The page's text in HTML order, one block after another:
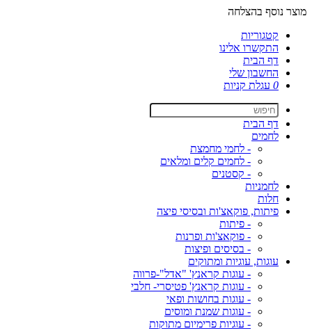
מוצר נוסף בהצלחה
קטגוריות
התקשרו אלינו
דף הבית
החשבון שלי
0 עגלת קניות
דף הבית
לחמים
- לחמי מחמצת
- לחמים קלים ומלאים
- קסטנים
לחמניות
חלות
פיתות, פוקאצ'ות ובסיסי פיצה
- פיתות
- פוקאצ'ות ופרנות
- בסיסים ופיצות
עוגות, עוגיות ומתוקים
- עוגות קראנץ' "אדל"-פרווה
- עוגות קראנץ' פטיסרי- חלבי
- עוגות בחושות ופאי
- עוגות שמנת ומוסים
- עוגיות פרימיום מתוקות